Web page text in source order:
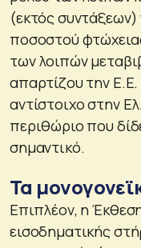
(εκτός συντάξεων)
ποσοστού
των λοιπών
απαρτίζου την
αντίστοιχο στην
περιθώριο που
σημαντικό.
Τα
Επιπλέον, η
εισοδηματικής